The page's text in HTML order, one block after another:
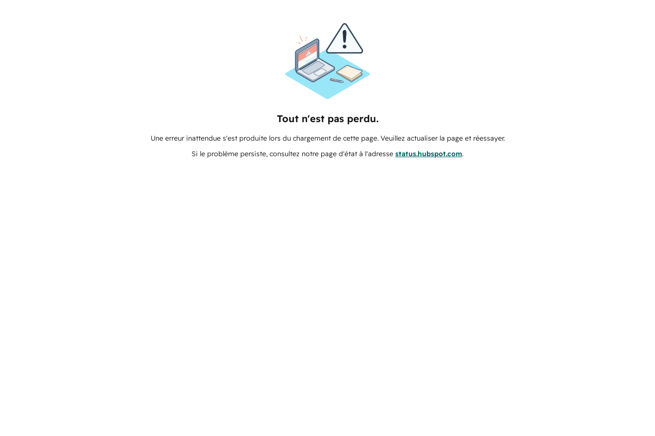
Tout n'est pas perdu.
Une erreur inattendue s'est produite lors du chargement de cette page. Veuillez actualiser la page et réessayer.
Si le problème persiste, consultez notre page d'état à l'adresse status.hubspot.com.